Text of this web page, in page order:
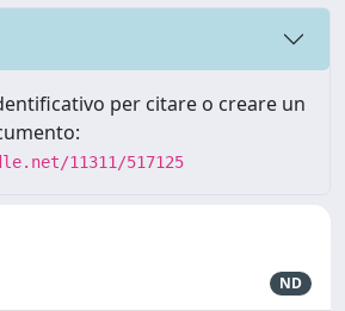
per citare o creare un
11311/517125
ND